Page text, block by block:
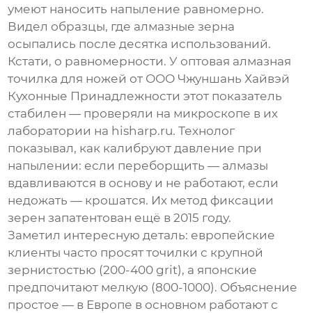
умеют наносить напыление равномерно.
Видел образцы, где алмазные зерна
осыпались после десятка использований.
Кстати, о равномерности. У оптовая алмазная
точилка для ножей от ООО Чжуншань Хайвэй
Кухонные Принадлежности этот показатель
стабилен — проверяли на микроскопе в их
лаборатории на hisharp.ru. Технолог
показывал, как калибруют давление при
напылении: если переборщить — алмазы
вдавливаются в основу и не работают, если
недожать — крошатся. Их метод фиксации
зерен запатентован ещё в 2015 году.
Заметил интересную деталь: европейские
клиенты часто просят точилки с крупной
зернистостью (200-400 grit), а японские
предпочитают мелкую (800-1000). Объяснение
простое — в Европе в основном работают с